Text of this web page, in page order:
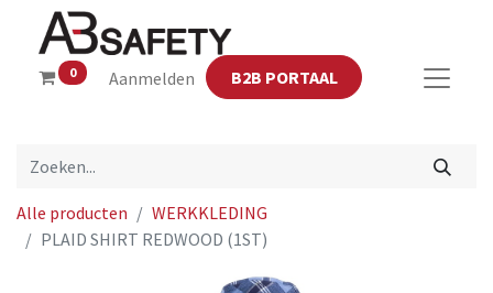
0 Aanmelden B2B PORTAAL
Alle producten
WERKKLEDING
PLAID SHIRT REDWOOD (1ST)